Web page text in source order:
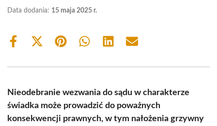
Data dodania: 15 maja 2025 r.
Share
Share
(Twitter)
Share Share Share Share
Nieodebranie wezwania do sądu w charakterze
świadka może prowadzić do poważnych
konsekwencji prawnych, w tym nałożenia grzywny